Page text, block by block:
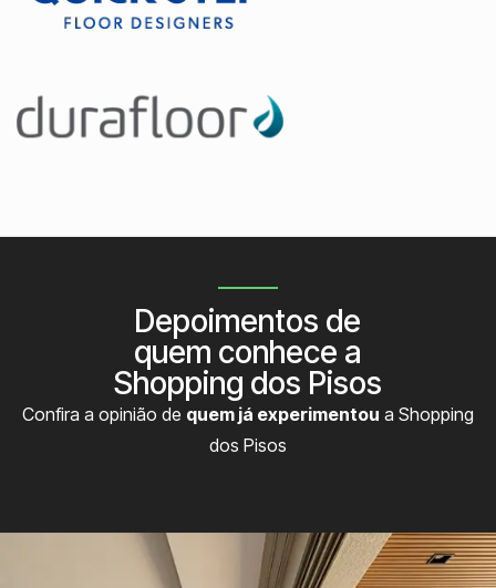
Depoimentos de
quem conhece a
Shopping dos Pisos
Confira a opinião de quem já experimentou a Shopping
dos Pisos